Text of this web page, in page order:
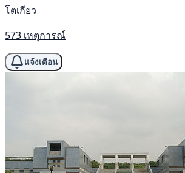
โตเกียว
573 เหตุการณ์
แจ้งเตือน